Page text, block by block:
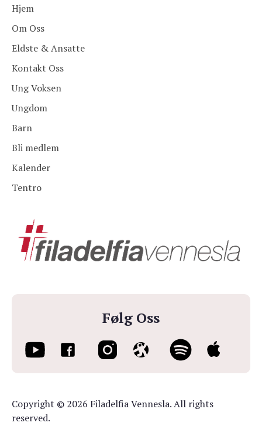
Følg Oss
Hjem
Om Oss
Eldste & Ansatte
Kontakt Oss
Ung Voksen
Ungdom
Barn
Bli medlem
Kalender
Tentro
Copyright © 2026 Filadelfia Vennesla. All rights
reserved.